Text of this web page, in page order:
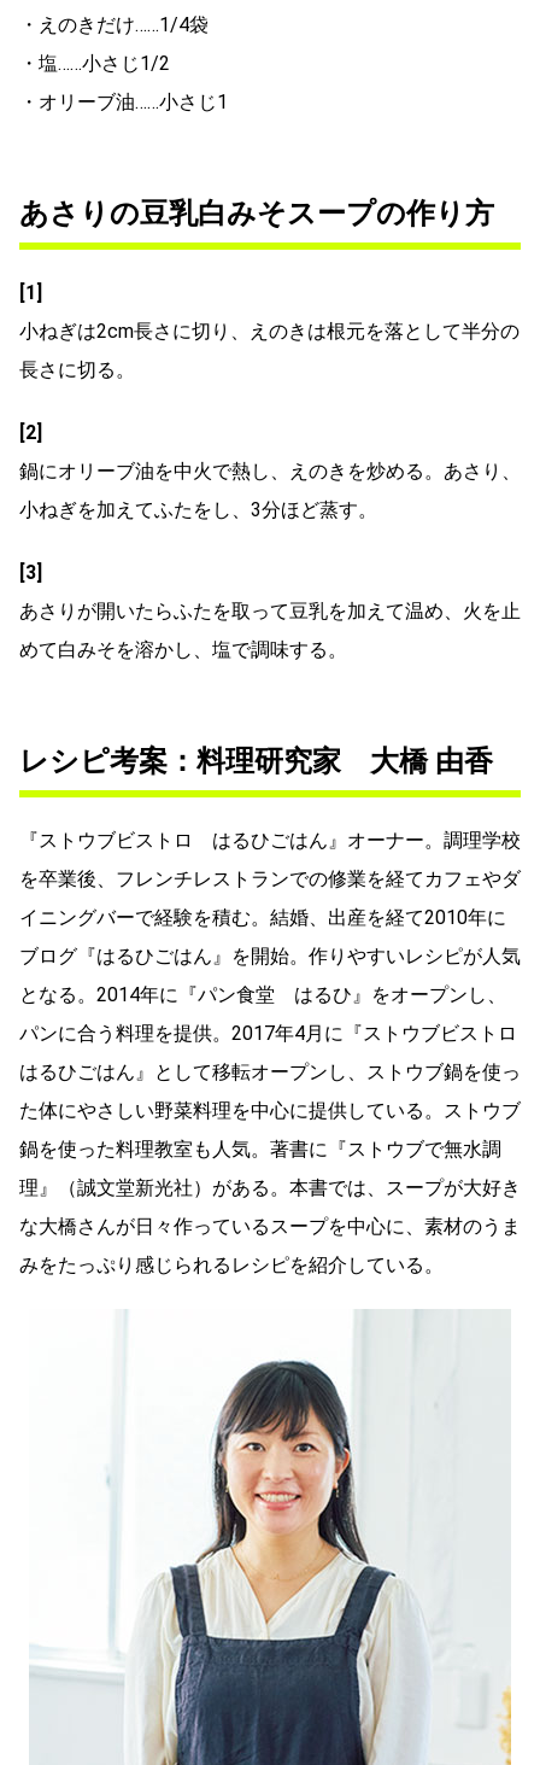
・えのきだけ……1/4袋
・塩……小さじ1/2
・オリーブ油……小さじ1
あさりの豆乳白みそスープの作り方
[1]
小ねぎは2cm長さに切り、えのきは根元を落として半分の
長さに切る。
[2]
鍋にオリーブ油を中火で熱し、えのきを炒める。あさり、
小ねぎを加えてふたをし、3分ほど蒸す。
[3]
あさりが開いたらふたを取って豆乳を加えて温め、火を止
めて白みそを溶かし、塩で調味する。
レシピ考案：料理研究家 大橋 由香
『ストウブビストロ はるひごはん』オーナー。調理学校
を卒業後、フレンチレストランでの修業を経てカフェやダ
イニングバーで経験を積む。結婚、出産を経て2010年に
ブログ『はるひごはん』を開始。作りやすいレシピが人気
となる。2014年に『パン食堂 はるひ』をオープンし、
パンに合う料理を提供。2017年4月に『ストウブビストロ
はるひごはん』として移転オープンし、ストウブ鍋を使っ
た体にやさしい野菜料理を中心に提供している。ストウブ
鍋を使った料理教室も人気。著書に『ストウブで無水調
理』（誠文堂新光社）がある。本書では、スープが大好き
な大橋さんが日々作っているスープを中心に、素材のうま
みをたっぷり感じられるレシピを紹介している。